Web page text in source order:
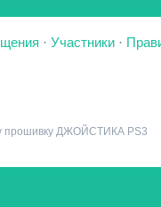
· Участники ·
прошивку ДЖОЙСТИКА PS3